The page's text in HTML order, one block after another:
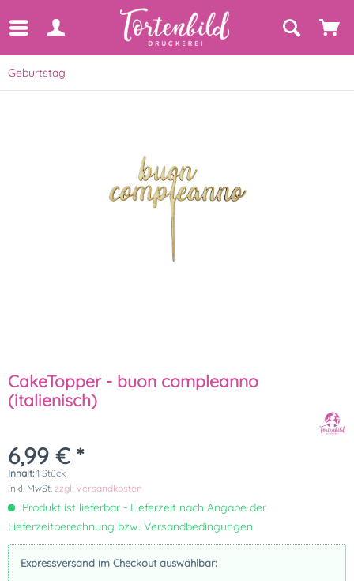
Geburtstag
CakeTopper - buon compleanno
(italienisch)
6,99 € *
Inhalt: 1 Stück
inkl. MwSt. zzgl. Versandkosten
Produkt ist lieferbar - Lieferzeit nach Angabe der
Lieferzeitberechnung bzw. Versandbedingungen
Expressversand im Checkout auswählbar: